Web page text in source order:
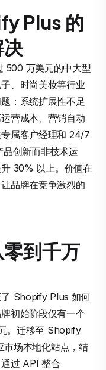
Plus 的
500 万美元的中大型
、时尚美妆等行业
：系统扩展性不足
营成本、营销自动
属客户经理和 24/7
创新而非技术运
30% 以上。价值在
品牌在竞争激烈的
到千万
了 Shopify Plus 如何
初始阶段仅有一个
。迁移至 Shopify
市场本地化站点，结
过 API 整合